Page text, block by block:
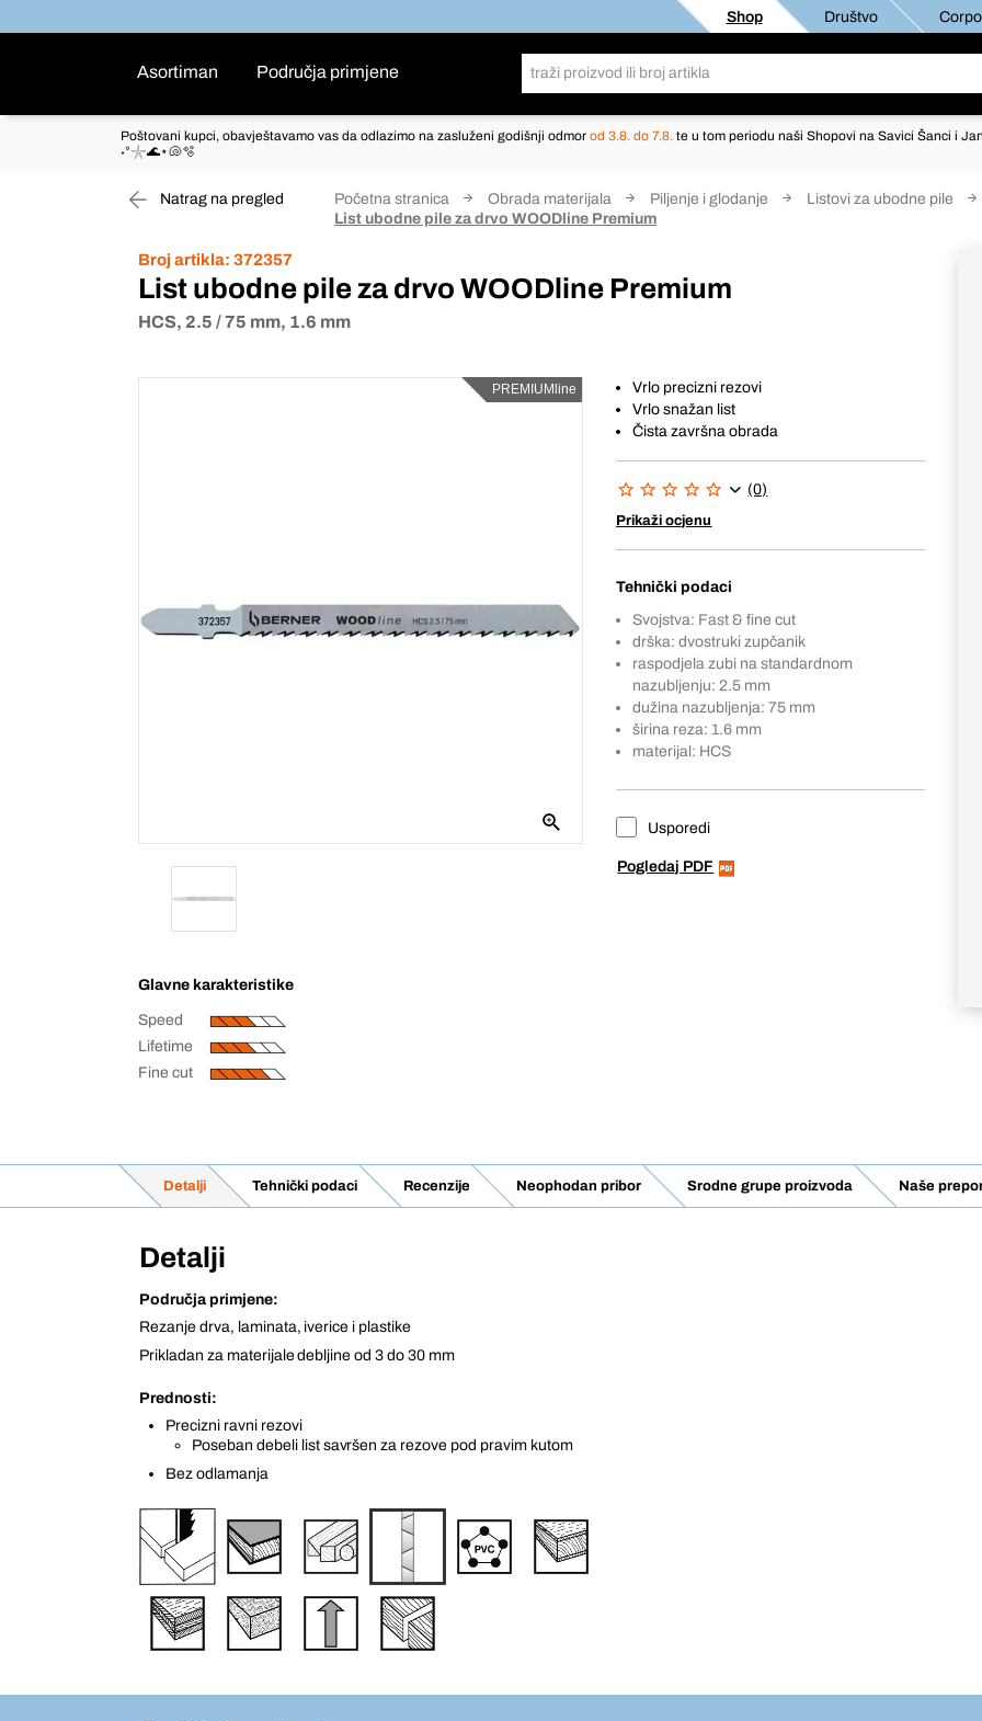
Shop Društvo
Asortiman Područja primjene
Poštovani kupci, obavještavamo vas da odlazimo na zasluženi godišnji odmor od 3.8. do 7.8. te u tom periodu naši Shopovi na Savici Šanci i
˖°𓇼🌊⋆🐚🫧
Natrag na pregled Početna stranica Obrada materijala Piljenje i glodanje Listovi za ubodne pile
List ubodne pile za drvo WOODline Premium
Broj artikla: 372357
List ubodne pile za drvo WOODline Premium
HCS, 2.5 / 75 mm, 1.6 mm
PREMIUMline
Glavne karakteristike
Speed
Lifetime
Fine cut
Vrlo precizni rezovi
Vrlo snažan list
Čista završna obrada
(0)
Prikaži ocjenu
Tehnički podaci
Svojstva: Fast & fine cut
drška: dvostruki zupčanik
raspodjela zubi na standardnom
nazubljenju: 2.5 mm
dužina nazubljenja: 75 mm
širina reza: 1.6 mm
materijal: HCS
Usporedi
Pogledaj PDF
Detalji Tehnički podaci Recenzije Neophodan pribor Srodne grupe proizvoda Naše
Detalji
Područja primjene:
Rezanje drva, laminata, iverice i plastike
Prikladan za materijale debljine od 3 do 30 mm
Prednosti:
Precizni ravni rezovi
Poseban debeli list savršen za rezove pod pravim kutom
Bez odlamanja